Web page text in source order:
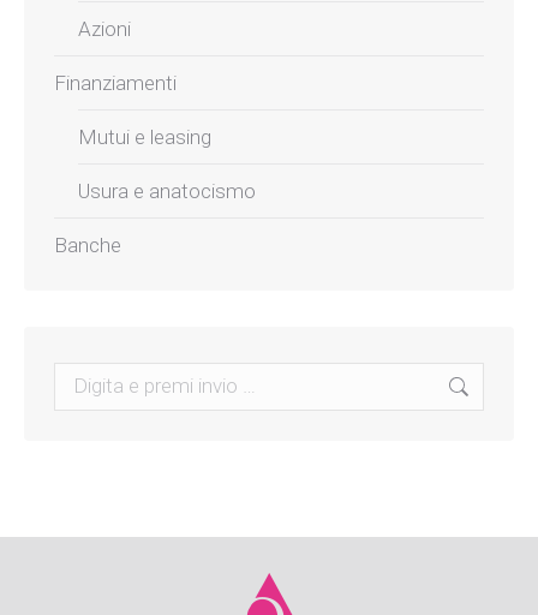
Azioni
Finanziamenti
Mutui e leasing
Usura e anatocismo
Banche
Search: